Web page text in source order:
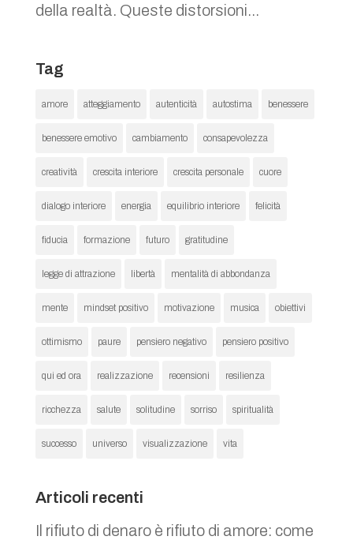
della realtà. Queste distorsioni...
Tag
amore atteggiamento autenticità autostima benessere
benessere emotivo cambiamento consapevolezza
creatività crescita interiore crescita personale cuore
dialogo interiore energia equilibrio interiore felicità
fiducia formazione futuro gratitudine
legge di attrazione libertà mentalità di abbondanza
mente mindset positivo motivazione musica obiettivi
ottimismo paure pensiero negativo pensiero positivo
qui ed ora realizzazione recensioni resilienza
ricchezza salute solitudine sorriso spiritualità
successo universo visualizzazione vita
Articoli recenti
Il rifiuto di denaro è rifiuto di amore: come